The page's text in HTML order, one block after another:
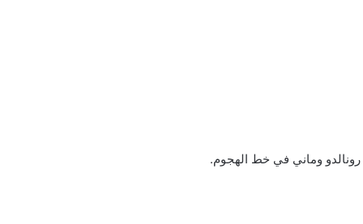
رونالدو وماني في خط الهجوم.